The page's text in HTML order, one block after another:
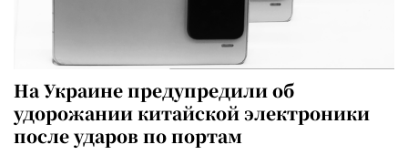
На Украине предупредили об
удорожании китайской электроники
после ударов по портам